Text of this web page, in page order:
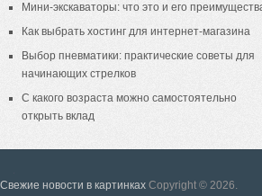
Мини-экскаваторы: что это и его
Как выбрать хостинг для интернет-магазина
Выбор пневматики: практические советы для
начинающих стрелков
С какого возраста можно самостоятельно
открыть вклад
Свежие новости в картинках Copyright © 2026.